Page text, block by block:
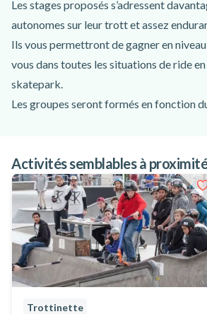
Les stages proposés s’adressent
autonomes sur leur trott et assez
Ils vous permettront de gagner en
vous dans toutes les situations de ride
skatepark.
Les groupes seront formés en fonction
Programme :
- RDV au local de PSC (26 rue au Maire,
station Arts et Métiers sur les lignes 3
- Rencontre et présentation du groupe
- Brief sur l’itinéraire de la journée
- Départ en trottinette ou en métro vers
spots d'île de France
- Coaching, conseils et exercices
Activités semblables à proximité
Trottinette